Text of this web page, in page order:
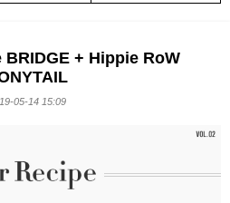
BRIDGE + Hippie RoW
05-14 15:09